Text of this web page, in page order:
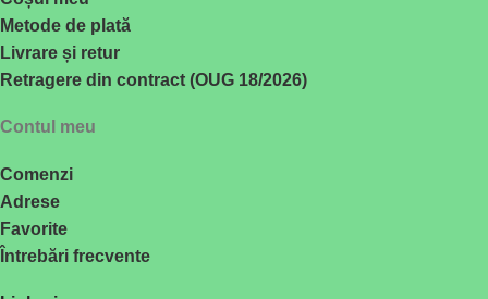
Metode de plată
Livrare și retur
Retragere din contract (OUG 18/2026)
Contul meu
Comenzi
Adrese
Favorite
Întrebări frecvente